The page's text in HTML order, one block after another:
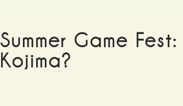
Summer Game
Kojima?